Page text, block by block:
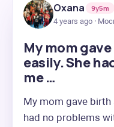
Oxana 9y5m
4 years ago ·
My mom
easily. She
me …
My mom gave birth
had no problems